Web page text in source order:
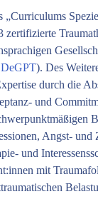
„Curriculums
DeGPT). Des
durch die
und
Angst- und
und
mit